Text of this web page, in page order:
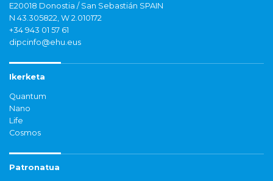
E20018 Donostia / San Sebastián SPAIN
N 43.305822, W 2.010172
+34 943 01 57 61
dipcinfo@ehu.eus
Ikerketa
Quantum
Nano
Life
Cosmos
Patronatua